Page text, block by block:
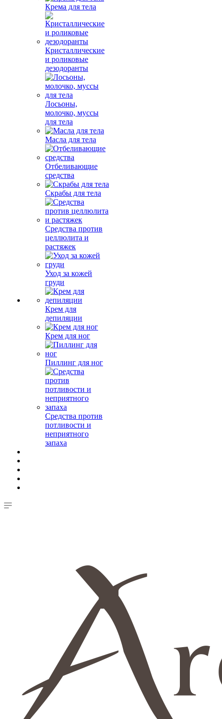
Крема для тела
Кристаллические
и роликовые
дезодоранты
Лосьоны,
молочко, муссы
для тела
Масла для тела
Отбеливающие
средства
Скрабы для тела
Средства против
целлюлита и
растяжек
Уход за кожей
груди
Крем для
депиляции
Крем для ног
Пиллинг для ног
Средства против
потливости и
неприятного
запаха